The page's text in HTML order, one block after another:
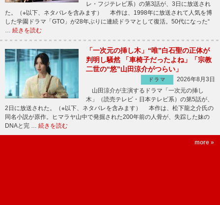
レ・フジテレビ系）の第3話が、3日に放送され
た。（※以下、ネタバレを含みます） 本作は、1998年に放送されて人気を博
した学園ドラマ「GTO」が28年ぶりに連続ドラマとして復活。50代になった“
… 続きを読む
「一次元の挿し木」“唯”白石聖の正体が
判明し騒然 「車椅子だったよね」「宗教
二世の“悠”山田涼介がつらい」
ドラマ
2026年8月3日
山田涼介が主演するドラマ「一次元の挿し
木」（読売テレビ・日本テレビ系）の第5話が、
2日に放送された。（※以下、ネタバレを含みます） 本作は、松下龍之介氏の
同名小説が原作。ヒマラヤ山中で発掘された200年前の人骨が、失踪した妹の
DNAと完 … 続きを読む
more »